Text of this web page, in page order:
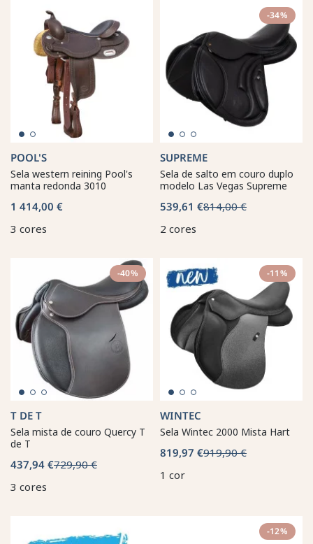
POOL'S
Sela western reining Pool's
manta redonda 3010
1 414,00 €
3 cores
-34%
SUPREME
Sela de salto em couro duplo
modelo Las Vegas Supreme
539,61 €814,00 €
2 cores
-40%
T DE T
Sela mista de couro Quercy T
de T
437,94 €729,90 €
3 cores
-11%
WINTEC
Sela Wintec 2000 Mista Hart
819,97 €919,90 €
1 cor
-12%